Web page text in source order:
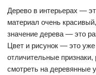
Дерево в интерьерах —
материал очень
значение дерева — это
Цвет и рисунок — это
отличительные
смотреть на деревянные